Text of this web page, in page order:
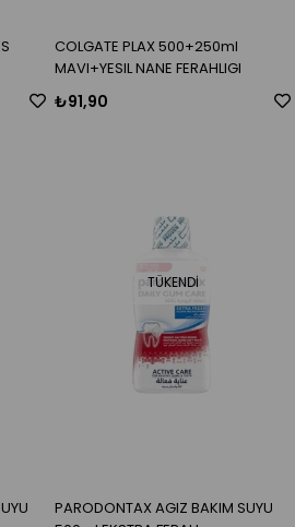
COLGATE PLAX 500+250ml
MAVI+YESIL NANE FERAHLIGI
₺91,90
TÜKENDI
PARODONTAX AGIZ BAKIM SUYU